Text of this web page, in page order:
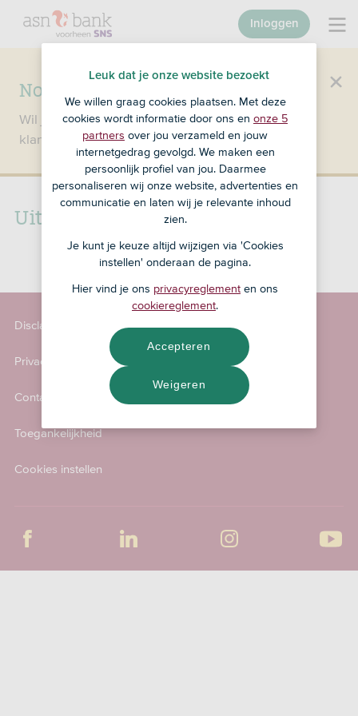
Nog geen klant bij SNS?
Wil je een product openen en ben je nog geen
klant bij SNS?Ga dan naar ASN Bank .
Inloggen
Uitleg: een 2e hypotheek
Disclaimer
Privacy & Cookies
Contact
Toegankelijkheid
Cookies instellen
Leuk dat je onze website bezoekt
We willen graag cookies plaatsen. Met deze
cookies wordt informatie door ons en onze 5
partners over jou verzameld en jouw
internetgedrag gevolgd. We maken een
persoonlijk profiel van jou. Daarmee
personaliseren wij onze website, advertenties en
communicatie en laten wij je relevante inhoud
zien.
Je kunt je keuze altijd wijzigen via 'Cookies
instellen' onderaan de pagina.
Hier vind je ons privacyreglement en ons
cookiereglement.
Weigeren
Accepteren